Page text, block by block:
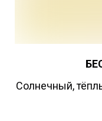
Cолнечный,